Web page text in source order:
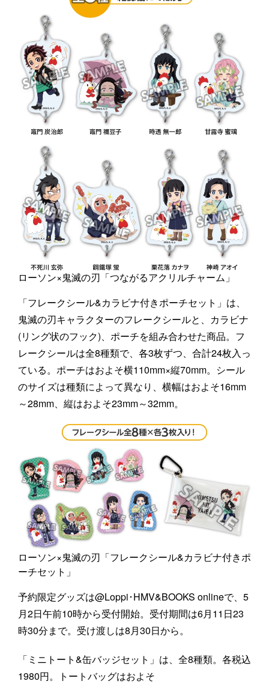
ローソン×鬼滅の刃「つながるアクリルチャーム」
「フレークシール&カラビナ付きポーチセット」は、
鬼滅の刃キャラクターのフレークシールと、カラビナ
(リング状のフック)、ポーチを組み合わせた商品。フ
レークシールは全8種類で、各3枚ずつ、合計24枚入っ
ている。ポーチはおよそ横110mm×縦70mm。シール
のサイズは種類によって異なり、横幅はおよそ16mm
～28mm、縦はおよそ23mm～32mm。
ローソン×鬼滅の刃「フレークシール&カラビナ付きポ
ーチセット」
予約限定グッズは@Loppi･HMV&BOOKS onlineで、5
月2日午前10時から受付開始。受付期間は6月11日23
時30分まで。受け渡しは8月30日から。
「ミニトート&缶バッジセット」は、全8種類。各税込
1980円。トートバッグはおよそ